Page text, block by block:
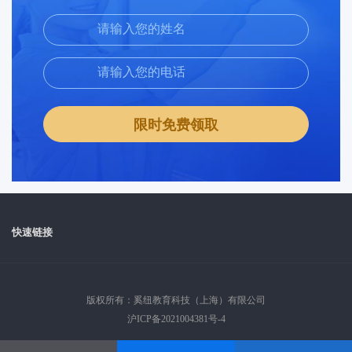
限时免费领取
快速链接
版权所有：奚纽教育科技（上海）有限公司
沪ICP备2021004381号-4